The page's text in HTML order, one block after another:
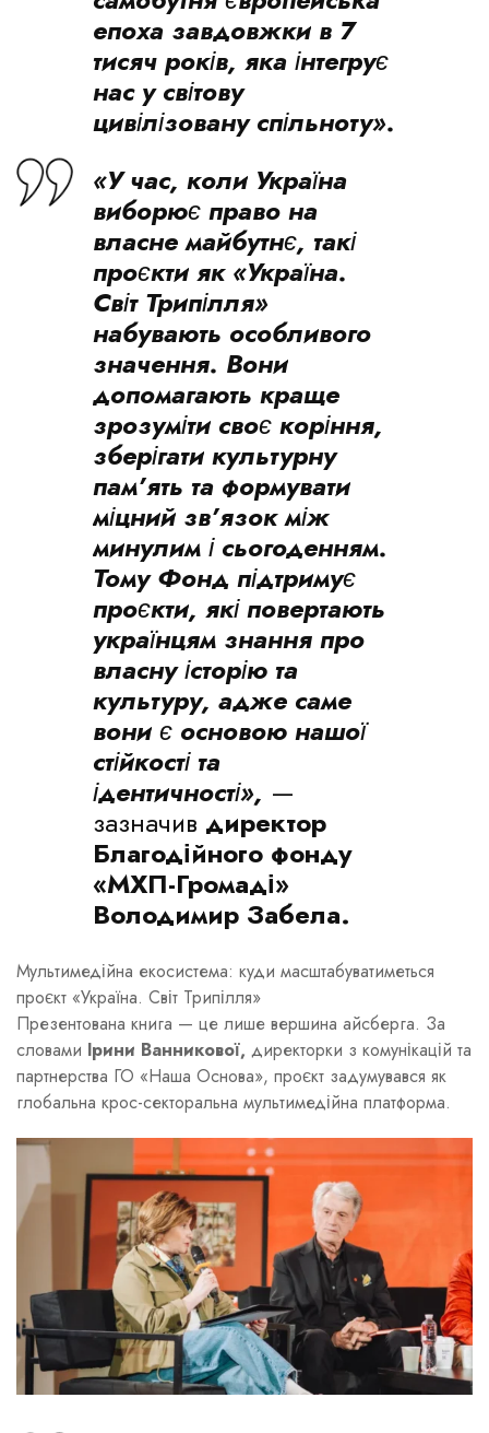
епоха завдовжки в 7
тисяч років, яка інтегрує
нас у світову
цивілізовану спільноту».
«У час, коли Україна
виборює право на
власне майбутнє, такі
проєкти як «Україна.
Світ Трипілля»
набувають особливого
значення. Вони
допомагають краще
зрозуміти своє коріння,
зберігати культурну
пам’ять та формувати
міцний зв’язок між
минулим і сьогоденням.
Тому Фонд підтримує
проєкти, які повертають
українцям знання про
власну історію та
культуру, адже саме
вони є основою нашої
стійкості та
ідентичності», —
зазначив директор
Благодійного фонду
«МХП-Громаді»
Володимир Забела.
Мультимедійна екосистема: куди масштабуватиметься
проєкт «Україна. Світ Трипілля»
Презентована книга — це лише вершина айсберга. За
словами Ірини Ванникової, директорки з комунікацій та
партнерства ГО «Наша Основа», проєкт задумувався як
глобальна крос-секторальна мультимедійна платформа.